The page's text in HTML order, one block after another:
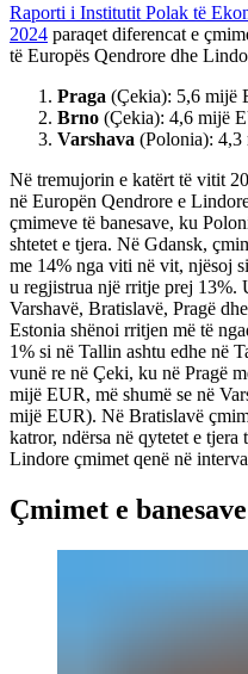
Raporti i Institutit Polak të
2024 paraqet diferencat e
të Europës Qendrore dhe
Praga (Çekia): 5,6 mijë
Brno (Çekia): 4,6 mijë
Varshava (Polonia): 4,3
Në tremujorin e katërt të vitit
në Europën Qendrore e
çmimeve të banesave, ku
shtetet e tjera. Në Gdansk,
me 14% nga viti në vit, njësoj
u regjistrua një rritje prej 13%.
Varshavë, Bratislavë, Pragë
Estonia shënoi rritjen më të
1% si në Tallin ashtu edhe në
vunë re në Çeki, ku në Pragë
mijë EUR, më shumë se në
mijë EUR). Në Bratislavë
katror, ndërsa në qytetet e tjera
Lindore çmimet qenë në
Çmimet e